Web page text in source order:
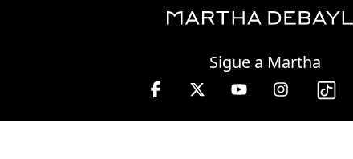
Sigue a Martha
Martha Debayle en W, lunes a viernes de 10 a 13 hrs.